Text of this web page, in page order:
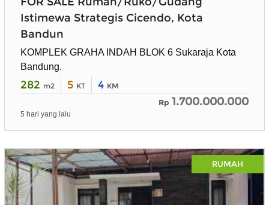
Istimewa Strategis Cicendo, Kota
Bandun
KOMPLEK GRAHA INDAH BLOK 6 Sukaraja Kota
Bandung.
282 m2 5 KT 4 KM
Rp 1.700.000.000
5 hari yang lalu
RUMAH